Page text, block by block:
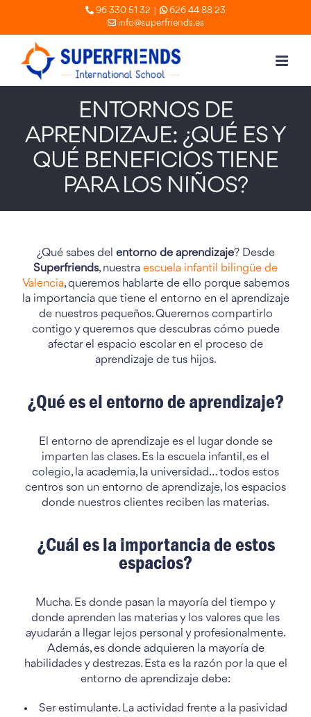
to
content
96 330 51 32 |
626 44 88 23
info@superfriends.es
ENTORNOS DE
APRENDIZAJE: ¿QUÉ ES Y
QUÉ BENEFICIOS TIENE
PARA LOS NIÑOS?
¿Qué sabes del entorno de aprendizaje? Desde
Superfriends, nuestra escuela infantil bilingüe de
Valencia, queremos hablarte de ello porque sabemos
la importancia que tiene el entorno en el aprendizaje
de nuestros pequeños. Queremos compartirlo
contigo y queremos que descubras cómo puede
afectar el espacio escolar en el proceso de
aprendizaje de tus hijos.
¿Qué es el entorno de aprendizaje?
El entorno de aprendizaje es el lugar donde se
imparten las clases. Es la escuela infantil, es el
colegio, la academia, la universidad… todos estos
centros son un entorno de aprendizaje, los espacios
donde nuestros clientes reciben las materias.
¿Cuál es la importancia de estos
espacios?
Mucha. Es donde pasan la mayoría del tiempo y
donde aprenden las materias y los valores que les
ayudarán a llegar lejos personal y profesionalmente.
Además, es donde adquieren la mayoría de
habilidades y destrezas. Esta es la razón por la que el
entorno de aprendizaje debe:
Ser estimulante. La actividad frente a la pasividad